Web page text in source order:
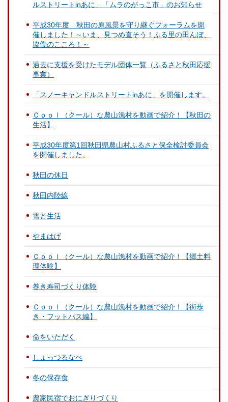
ルストリートinあに」「ムラのがっこ市」のお知らせ
平成30年度 秋田の原風景を守り継ぐフォーラムを開
催しました！～いま、見つめ直そう！ふる里の田んぼ、
協働のこころ！～
過去に支援を受けたモデル団体一覧（ふるさと秋田応援
事業）
「スノーキャンドルストリートinあに」を開催します。
Ｃｏｏｌ（クール）な農山漁村を動画で紹介！【秋田の
生活】
平成30年度第1回秋田県農山村ふるさと保全検討委員会
を開催しました。
秋田の休日
秋田内陸線
雪と生活
やまはげ
Ｃｏｏｌ（クール）な農山漁村を動画で紹介！【郷土料
理体験】
巻き寿司づくり体験
Ｃｏｏｌ（クール）な農山漁村を動画で紹介！【街歩
き・フットパス編】
命をいただく
しょっつるなべ
冬の保存食
農家民宿でおにぎりづくり